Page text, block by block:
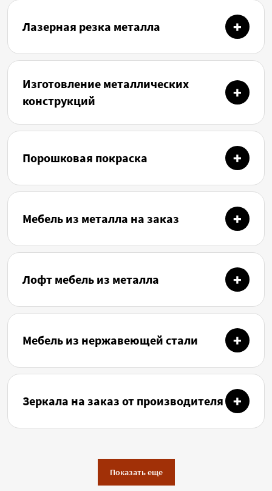
Лазерная резка металла
Изготовление металлических
конструкций
Порошковая покраска
Мебель из металла на заказ
Лофт мебель из металла
Мебель из нержавеющей стали
Зеркала на заказ от производителя
Показать еще